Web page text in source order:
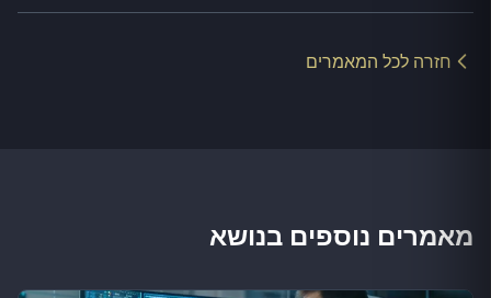
חזרה לכל המאמרים
מאמרים נוספים בנושא